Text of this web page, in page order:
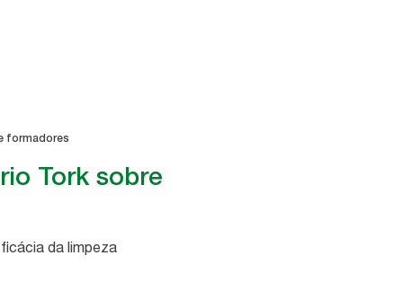
formadores
Tork sobre
da limpeza